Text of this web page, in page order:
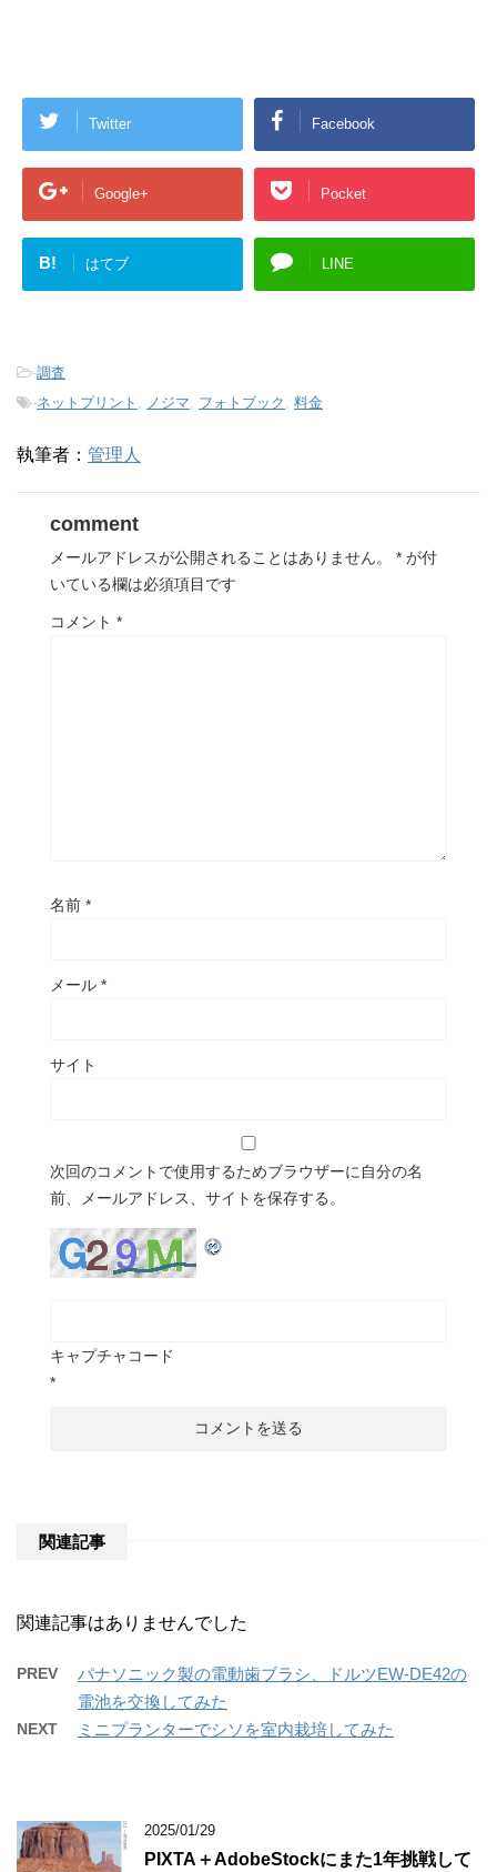
Twitter Facebook
Google+ Pocket
B! はてブ LINE
-調査
-ネットプリント ノジマ フォトブック 料金
執筆者： 管理人
comment
メールアドレスが公開されることはありません。 * が付
いている欄は必須項目です
コメント *
名前 *
メール *
サイト
次回のコメントで使用するためブラウザーに自分の名
前、メールアドレス、サイトを保存する。
キャプチャコード
*
関連記事
関連記事はありませんでした
PREV
パナソニック製の電動歯ブラシ、ドルツEW-DE42の
電池を交換してみた
NEXT ミニプランターでシソを室内栽培してみた
2025/01/29
PIXTA＋AdobeStockにまた1年挑戦して